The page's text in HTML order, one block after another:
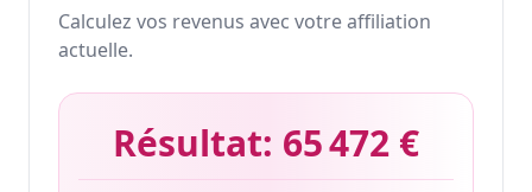
Calculez vos revenus avec votre affiliation
actuelle.
Résultat: 65 472 €